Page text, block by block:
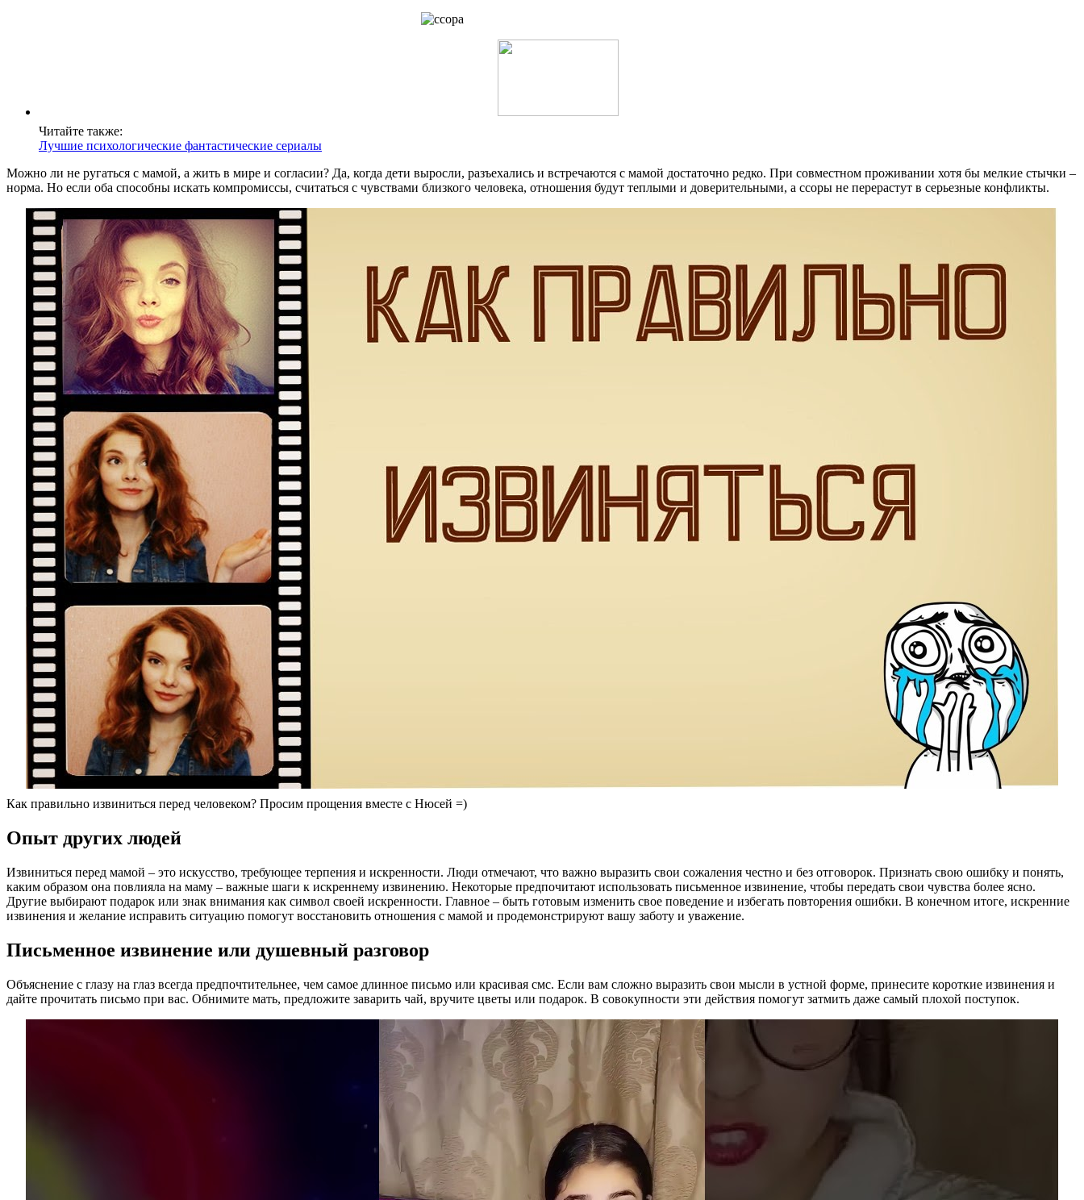
Читайте также:
Лучшие психологические фантастические сериалы
Можно ли не ругаться с мамой, а жить в мире и согласии? Да, когда дети выросли, разъехались и встречаются с мамой достаточно редко. При совместном проживании хотя бы мелкие стычки –
норма. Но если оба способны искать компромиссы, считаться с чувствами близкого человека, отношения будут теплыми и доверительными, а ссоры не перерастут в серьезные конфликты.
Как правильно извиниться перед человеком? Просим прощения вместе с Нюсей =)
Опыт других людей
Извиниться перед мамой – это искусство, требующее терпения и искренности. Люди отмечают, что важно выразить свои сожаления честно и без отговорок. Признать свою ошибку и понять,
каким образом она повлияла на маму – важные шаги к искреннему извинению. Некоторые предпочитают использовать письменное извинение, чтобы передать свои чувства более ясно.
Другие выбирают подарок или знак внимания как символ своей искренности. Главное – быть готовым изменить свое поведение и избегать повторения ошибки. В конечном итоге, искренние
извинения и желание исправить ситуацию помогут восстановить отношения с мамой и продемонстрируют вашу заботу и уважение.
Письменное извинение или душевный разговор
Объяснение с глазу на глаз всегда предпочтительнее, чем самое длинное письмо или красивая смс. Если вам сложно выразить свои мысли в устной форме, принесите короткие извинения и
дайте прочитать письмо при вас. Обнимите мать, предложите заварить чай, вручите цветы или подарок. В совокупности эти действия помогут затмить даже самый плохой поступок.